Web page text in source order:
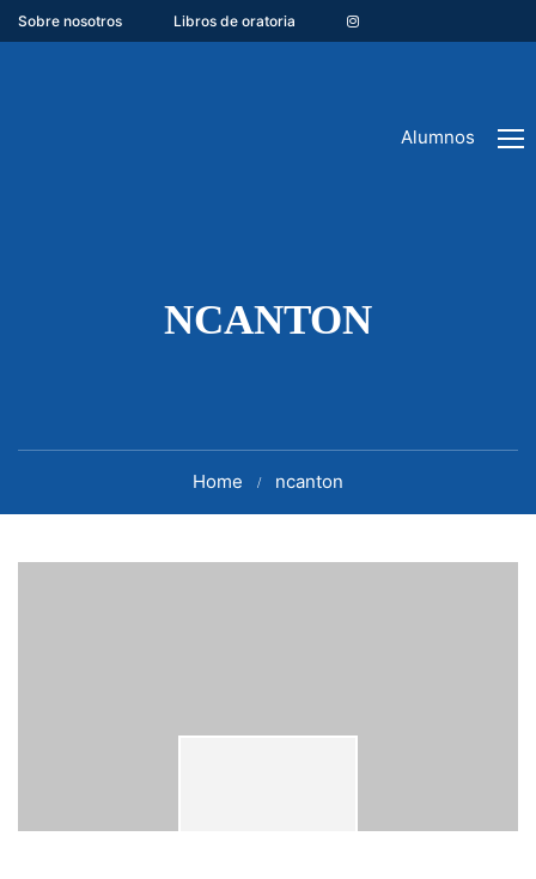
Sobre nosotros Libros de oratoria
Alumnos
NCANTON
Home ncanton